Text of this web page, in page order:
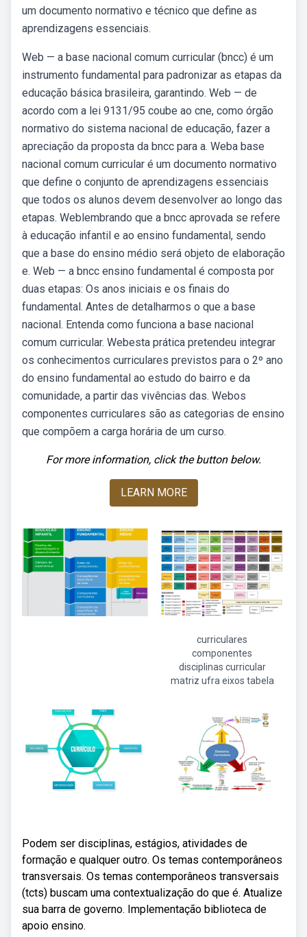
um documento normativo e técnico que define as
aprendizagens essenciais.
Web — a base nacional comum curricular (bncc) é um
instrumento fundamental para padronizar as etapas da
educação básica brasileira, garantindo. Web — de
acordo com a lei 9131/95 coube ao cne, como órgão
normativo do sistema nacional de educação, fazer a
apreciação da proposta da bncc para a. Weba base
nacional comum curricular é um documento normativo
que define o conjunto de aprendizagens essenciais
que todos os alunos devem desenvolver ao longo das
etapas. Weblembrando que a bncc aprovada se refere
à educação infantil e ao ensino fundamental, sendo
que a base do ensino médio será objeto de elaboração
e. Web — a bncc ensino fundamental é composta por
duas etapas: Os anos iniciais e os finais do
fundamental. Antes de detalharmos o que a base
nacional. Entenda como funciona a base nacional
comum curricular. Webesta prática pretendeu integrar
os conhecimentos curriculares previstos para o 2º ano
do ensino fundamental ao estudo do bairro e da
comunidade, a partir das vivências das. Webos
componentes curriculares são as categorias de ensino
que compõem a carga horária de um curso.
For more information, click the button below.
LEARN MORE
curriculares
componentes
disciplinas curricular
matriz ufra eixos tabela
Podem ser disciplinas, estágios, atividades de
formação e qualquer outro. Os temas contemporâneos
transversais. Os temas contemporâneos transversais
(tcts) buscam uma contextualização do que é. Atualize
sua barra de governo. Implementação biblioteca de
apoio ensino.